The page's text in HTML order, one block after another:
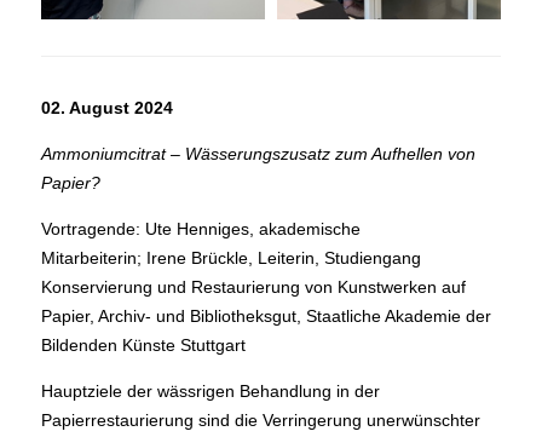
02. August 2024
Ammoniumcitrat – Wässerungszusatz zum Aufhellen von
Papier?
Vortragende: Ute Henniges, akademische
Mitarbeiterin; Irene Brückle, Leiterin, Studiengang
Konservierung und Restaurierung von Kunstwerken auf
Papier, Archiv- und Bibliotheksgut, Staatliche Akademie der
Bildenden Künste Stuttgart
Hauptziele der wässrigen Behandlung in der
Papierrestaurierung sind die Verringerung unerwünschter